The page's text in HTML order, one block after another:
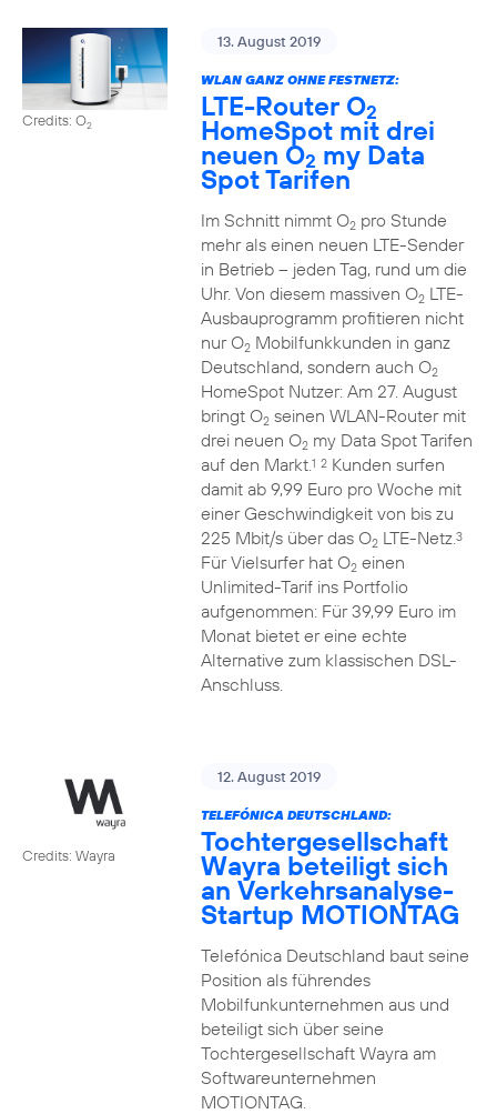
Credits: O2
13. August 2019
WLAN GANZ OHNE FESTNETZ:
LTE-Router O2
HomeSpot mit drei
neuen O2 my Data
Spot Tarifen
Im Schnitt nimmt O2pro Stunde
mehr als einen neuen LTE-Sender
in Betrieb – jeden Tag, rund um die
Uhr. Von diesem massiven O2LTE-
Ausbauprogramm profitieren nicht
nur O2Mobilfunkkunden in ganz
Deutschland, sondern auch O2
HomeSpot Nutzer: Am 27. August
bringt O2seinen WLAN-Router mit
drei neuen O2my Data Spot Tarifen
auf den Markt.1 2Kunden surfen
damit ab 9,99 Euro pro Woche mit
einer Geschwindigkeit von bis zu
225 Mbit/s über das O2LTE-Netz.3
Für Vielsurfer hat O2einen
Unlimited-Tarif ins Portfolio
aufgenommen: Für 39,99 Euro im
Monat bietet er eine echte
Alternative zum klassischen DSL-
Anschluss.
Credits: Wayra
12. August 2019
TELEFÓNICA DEUTSCHLAND:
Tochtergesellschaft
Wayra beteiligt sich
an Verkehrsanalyse-
Startup MOTIONTAG
Telefónica Deutschland baut seine
Position als führendes
Mobilfunkunternehmen aus und
beteiligt sich über seine
Tochtergesellschaft Wayra am
Softwareunternehmen
MOTIONTAG.